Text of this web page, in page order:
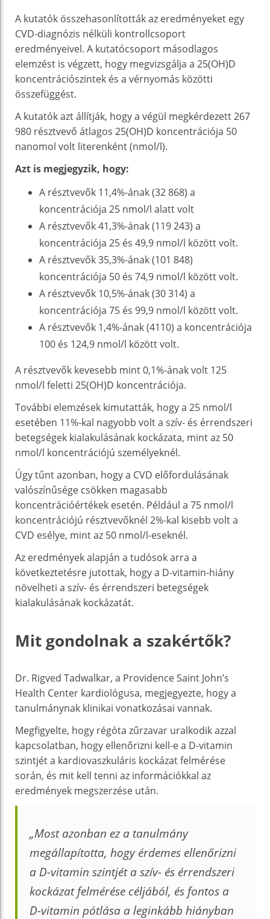
A kutatók összehasonlították az eredményeket egy
CVD-diagnózis nélküli kontrollcsoport
eredményeivel. A kutatócsoport másodlagos
elemzést is végzett, hogy megvizsgálja a 25(OH)D
koncentrációszintek és a vérnyomás közötti
összefüggést.
A kutatók azt állítják, hogy a végül megkérdezett 267
980 résztvevő átlagos 25(OH)D koncentrációja 50
nanomol volt literenként (nmol/l).
Azt is megjegyzik, hogy:
A résztvevők 11,4%-ának (32 868) a
koncentrációja 25 nmol/l alatt volt
A résztvevők 41,3%-ának (119 243) a
koncentrációja 25 és 49,9 nmol/l között volt.
A résztvevők 35,3%-ának (101 848)
koncentrációja 50 és 74,9 nmol/l között volt.
A résztvevők 10,5%-ának (30 314) a
koncentrációja 75 és 99,9 nmol/l között volt.
A résztvevők 1,4%-ának (4110) a koncentrációja
100 és 124,9 nmol/l között volt.
A résztvevők kevesebb mint 0,1%-ának volt 125
nmol/l feletti 25(OH)D koncentrációja.
További elemzések kimutatták, hogy a 25 nmol/l
esetében 11%-kal nagyobb volt a szív- és érrendszeri
betegségek kialakulásának kockázata, mint az 50
nmol/l koncentrációjú személyeknél.
Úgy tűnt azonban, hogy a CVD előfordulásának
valószínűsége csökken magasabb
koncentrációértékek esetén. Például a 75 nmol/l
koncentrációjú résztvevőknél 2%-kal kisebb volt a
CVD esélye, mint az 50 nmol/l-eseknél.
Az eredmények alapján a tudósok arra a
következtetésre jutottak, hogy a D-vitamin-hiány
növelheti a szív- és érrendszeri betegségek
kialakulásának kockázatát.
Mit gondolnak a szakértők?
Dr. Rigved Tadwalkar, a Providence Saint John’s
Health Center kardiológusa, megjegyezte, hogy a
tanulmánynak klinikai vonatkozásai vannak.
Megfigyelte, hogy régóta zűrzavar uralkodik azzal
kapcsolatban, hogy ellenőrizni kell-e a D-vitamin
szintjét a kardiovaszkuláris kockázat felmérése
során, és mit kell tenni az információkkal az
eredmények megszerzése után.
„Most azonban ez a tanulmány
megállapította, hogy érdemes ellenőrizni
a D-vitamin szintjét a szív- és érrendszeri
kockázat felmérése céljából, és fontos a
D-vitamin pótlása a leginkább hiányban